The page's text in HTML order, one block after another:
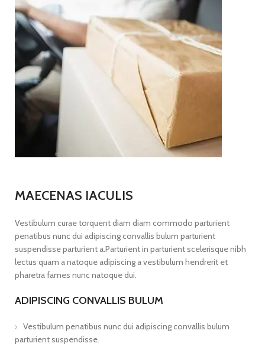
MAECENAS IACULIS
Vestibulum curae torquent diam diam commodo parturient
penatibus nunc dui adipiscing convallis bulum parturient
suspendisse parturient a.Parturient in parturient scelerisque nibh
lectus quam a natoque adipiscing a vestibulum hendrerit et
pharetra fames nunc natoque dui.
ADIPISCING CONVALLIS BULUM
Vestibulum penatibus nunc dui adipiscing convallis bulum
parturient suspendisse.